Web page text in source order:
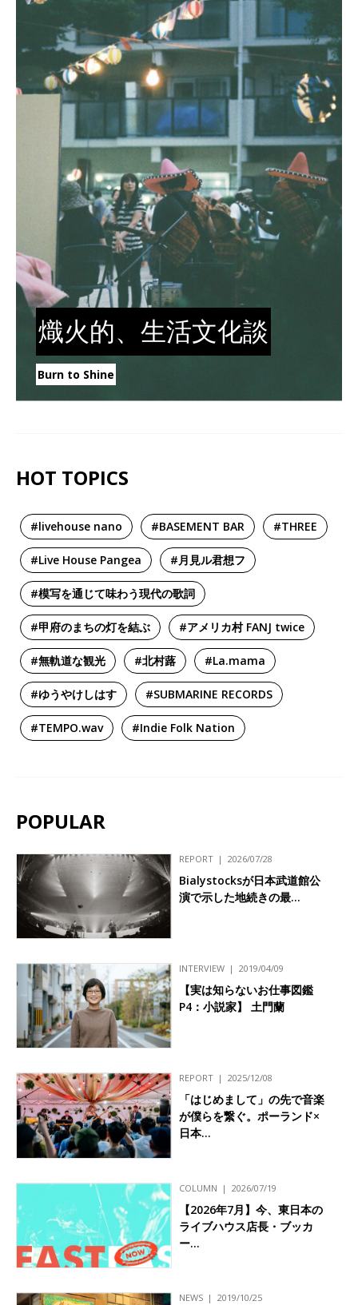
熾火的、生活文化談
Burn to Shine
HOT TOPICS
#livehouse nano #BASEMENT BAR #THREE
#Live House Pangea #月見ル君想フ
#模写を通じて味わう現代の歌詞
#甲府のまちの灯を結ぶ #アメリカ村 FANJ twice
#無軌道な観光 #北村蕗 #La.mama
#ゆうやけしはす #SUBMARINE RECORDS
#TEMPO.wav #Indie Folk Nation
POPULAR
REPORT 2026/07/28
Bialystocksが日本武道館公
演で示した地続きの最…
INTERVIEW 2019/04/09
【実は知らないお仕事図鑑
P4：小説家】 土門蘭
REPORT 2025/12/08
「はじめまして」の先で音楽
が僕らを繋ぐ。ポーランド×
日本…
COLUMN 2026/07/19
【2026年7月】今、東日本の
ライブハウス店長・ブッカ
ー…
NEWS 2019/10/25